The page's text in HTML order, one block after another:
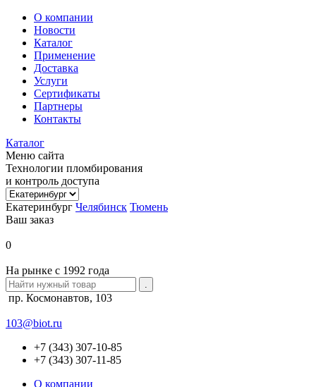
О компании
Новости
Каталог
Применение
Доставка
Услуги
Сертификаты
Партнеры
Контакты
Каталог
Меню сайта
Технологии пломбирования
и контроль доступа
Екатеринбург Челябинск Тюмень
Ваш заказ
0
На рынке с 1992 года
пр. Космонавтов, 103
103@biot.ru
+7 (343) 307-10-85
+7 (343) 307-11-85
О компании